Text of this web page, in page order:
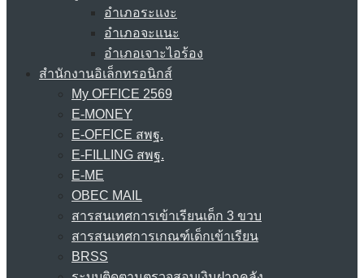
อำเภอระแงะ
อำเภอจะแนะ
อำเภอเจาะไอร้อง
สำนักงานอิเล็กทรอนิกส์
My OFFICE 2569
E-MONEY
E-OFFICE สพฐ.
E-FILLING สพฐ.
E-ME
OBEC MAIL
สารสนเทศการเข้าเรียนเด็ก 3 ขวบ
สารสนเทศการเกณฑ์เด็กเข้าเรียน
BRSS